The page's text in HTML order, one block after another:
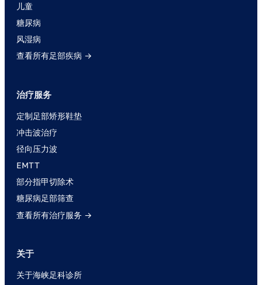
儿童
糖尿病
风湿病
查看所有足部疾病 →
治疗服务
定制足部矫形鞋垫
冲击波治疗
径向压力波
EMTT
部分指甲切除术
糖尿病足部筛查
查看所有治疗服务 →
关于
关于海峡足科诊所